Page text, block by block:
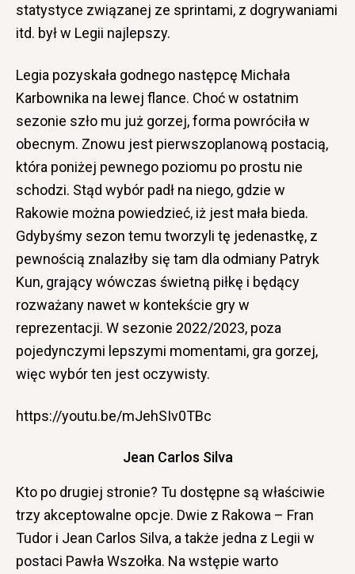
statystyce związanej ze sprintami, z dogrywaniami
itd. był w Legii najlepszy.
Legia pozyskała godnego następcę Michała
Karbownika na lewej flance. Choć w ostatnim
sezonie szło mu już gorzej, forma powróciła w
obecnym. Znowu jest pierwszoplanową postacią,
która poniżej pewnego poziomu po prostu nie
schodzi. Stąd wybór padł na niego, gdzie w
Rakowie można powiedzieć, iż jest mała bieda.
Gdybyśmy sezon temu tworzyli tę jedenastkę, z
pewnością znalazłby się tam dla odmiany Patryk
Kun, grający wówczas świetną piłkę i będący
rozważany nawet w kontekście gry w
reprezentacji. W sezonie 2022/2023, poza
pojedynczymi lepszymi momentami, gra gorzej,
więc wybór ten jest oczywisty.
https://youtu.be/mJehSIv0TBc
Jean Carlos Silva
Kto po drugiej stronie? Tu dostępne są właściwie
trzy akceptowalne opcje. Dwie z Rakowa – Fran
Tudor i Jean Carlos Silva, a także jedna z Legii w
postaci Pawła Wszołka. Na wstępie warto